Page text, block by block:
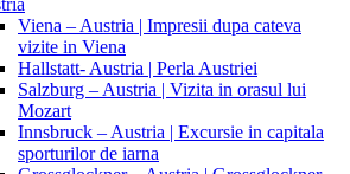
Viena – Austria | Impresii dupa cateva
vizite in Viena
Hallstatt- Austria | Perla Austriei
Salzburg – Austria | Vizita in orasul lui
Mozart
Innsbruck – Austria | Excursie in capitala
sporturilor de iarna